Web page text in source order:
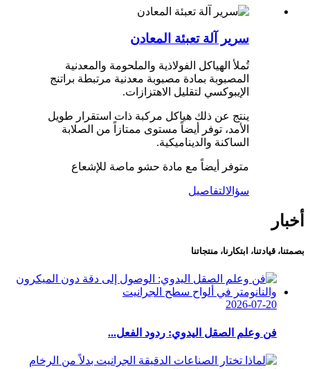
سرير آلة تعبئة المعادن
تُملأ الهياكل الفولاذية والملحومة والمعدنية
المصبوبة بمادة مصبوبة معدنية مرتبطة براتنج
الإيبوكسي لتقليل الاهتزازات.
ينتج عن ذلك هياكل مركبة ذات استقرار طويل
الأمد، توفر أيضاً مستوى ممتازاً من الصلابة
الساكنة والديناميكية.
متوفر أيضاً مع مادة حشو ماصة للإشعاع
سؤالالتفاصيل
أخبار
بصمتنا، قيادتنا، ابتكارنا، منتجاتنا
2026-07-20
فن وعلم الصقل اليدوي: ردود الفعل...